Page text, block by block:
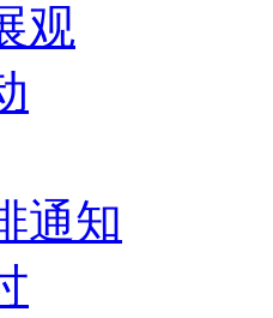
观
通知